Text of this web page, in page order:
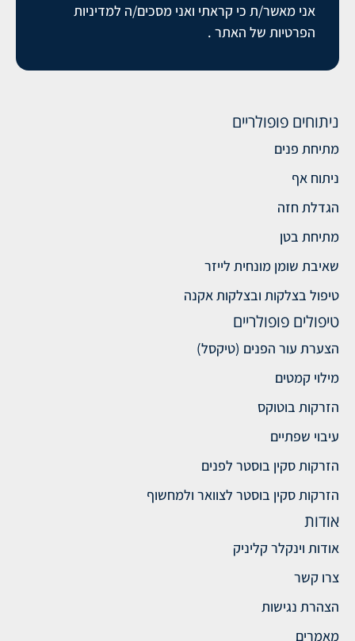
אני מאשר/ת כי קראתי ואני מסכים/ה למדיניות
הפרטיות של האתר .
ניתוחים פופולריים
מתיחת פנים
ניתוח אף
הגדלת חזה
מתיחת בטן
שאיבת שומן מונחית לייזר
טיפול בצלקות ובצלקות אקנה
טיפולים פופולריים
הצערת עור הפנים (טיקסל)
מילוי קמטים
הזרקות בוטוקס
עיבוי שפתיים
הזרקות סקין בוסטר לפנים
הזרקות סקין בוסטר לצוואר ולמחשוף
אודות
אודות וינקלר קליניק
צרו קשר
הצהרת נגישות
מאמרים